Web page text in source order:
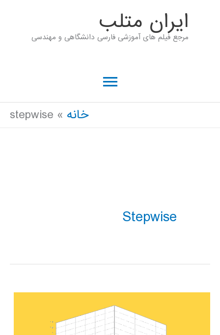
ايران متلب
مرجع فیلم های آموزشی فارسی دانشگاهی و مهندسی
فهرست
اصلی
خانه stepwise
Stepwise